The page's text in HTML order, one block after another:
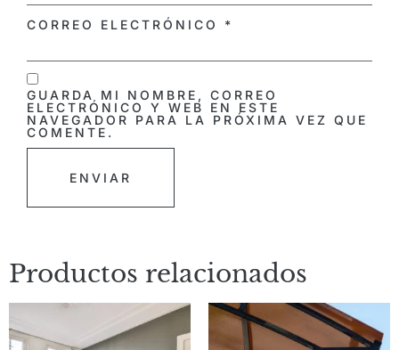
CORREO ELECTRÓNICO *
GUARDA MI NOMBRE, CORREO
ELECTRÓNICO Y WEB EN ESTE
NAVEGADOR PARA LA PRÓXIMA VEZ QUE
COMENTE.
Productos relacionados